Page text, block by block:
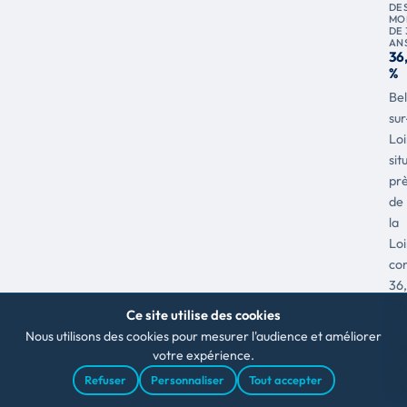
DE
%
de
la
Ce site utilise des cookies
Nous utilisons des cookies pour mesurer l'audience et améliorer
votre expérience.
Refuser Personnaliser Tout accepter